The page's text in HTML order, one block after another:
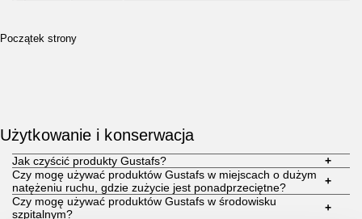
Początek strony
Użytkowanie i konserwacja
Jak czyścić produkty Gustafs?
+
Czy mogę używać produktów Gustafs w miejscach o dużym
natężeniu ruchu, gdzie zużycie jest ponadprzeciętne?
+
Czy mogę używać produktów Gustafs w środowisku
szpitalnym?
+